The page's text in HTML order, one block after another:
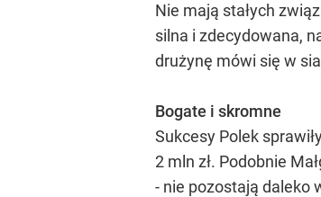
Nie mają stałych
silna i zdecydowana,
drużynę mówi się w
Bogate i skromne
Sukcesy Polek
2 mln zł. Podobnie
- nie pozostają daleko